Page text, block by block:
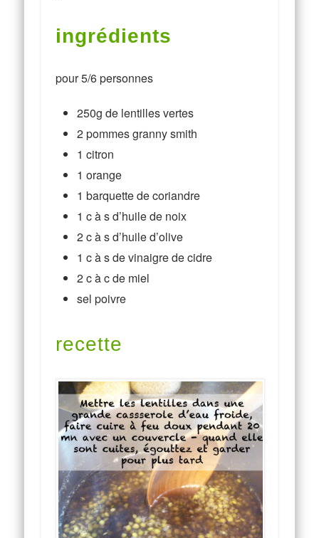
ingrédients
pour 5/6 personnes
250g de lentilles vertes
2 pommes granny smith
1 citron
1 orange
1 barquette de coriandre
1 c à s d’huile de noix
2 c à s d’huile d’olive
1 c à s de vinaigre de cidre
2 c à c de miel
sel poivre
recette